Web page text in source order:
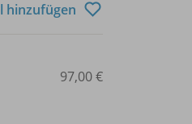
hinzufügen
97,00 €